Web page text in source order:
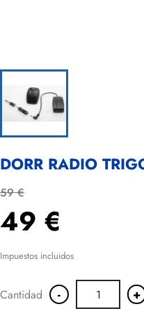
DORR RADIO
59 €
49 €
Impuestos incluidos
Cantidad - +